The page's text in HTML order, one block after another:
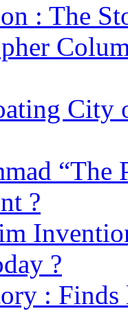
: The
City
“The
?
?
: